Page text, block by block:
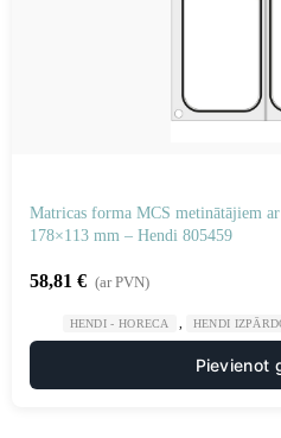
Matricas forma MCS metinātājiem
178×113 mm – Hendi 805459
58,81 € (ar PVN)
HENDI - HORECA HENDI
Pievienot